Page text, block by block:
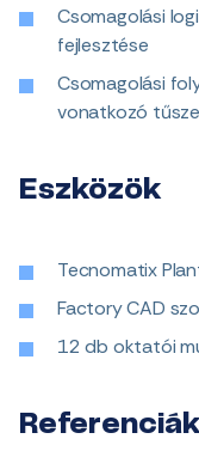
Csomagolási
fejlesztése
Csomagolási
vonatkozó
Eszközök
Tecnomatix
Factory CAD
12 db oktatói
Referenciák